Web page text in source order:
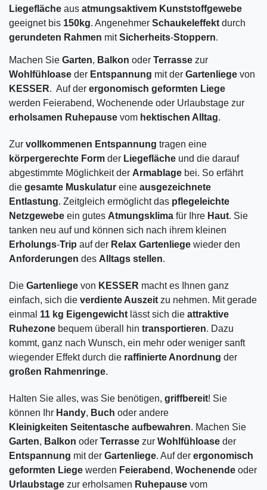
Liegefläche aus atmungsaktivem Kunststoffgewebe
geeignet bis 150kg. Angenehmer Schaukeleffekt durch
gerundeten Rahmen mitSicherheits-Stoppern.
Machen Sie Garten, Balkon oder Terrasse zur
Wohlfühloase der Entspannung mit der Gartenliege von
KESSER. Auf der ergonomisch geformten Liege
werden Feierabend, Wochenende oder Urlaubstage zur
erholsamen Ruhepause vom hektischen Alltag.
Zur vollkommenen Entspannung tragen eine
körpergerechte Form der Liegefläche und die darauf
abgestimmte Möglichkeit der Armablage bei. So erfährt
die gesamte Muskulatur eine ausgezeichnete
Entlastung. Zeitgleich ermöglicht das pflegeleichte
Netzgewebe ein gutes Atmungsklima für Ihre Haut. Sie
tanken neu auf und können sich nach ihrem kleinen
Erholungs-Trip auf der Relax Gartenliege wieder den
Anforderungen des Alltags stellen.
Die Gartenliege von KESSER macht es Ihnen ganz
einfach, sich die verdiente Auszeit zu nehmen. Mit gerade
einmal 11 kg Eigengewicht lässt sich die attraktive
Ruhezone bequem überall hin transportieren. Dazu
kommt, ganz nach Wunsch, ein mehr oder weniger sanft
wiegender Effekt durch die raffinierte Anordnung der
großen Rahmenringe.
Halten Sie alles, was Sie benötigen, griffbereit! Sie
können Ihr Handy, Buch oder andere
Kleinigkeiten Seitentasche aufbewahren. Machen Sie
Garten, Balkon oder Terrasse zur Wohlfühloase der
Entspannung mit der Gartenliege. Auf der ergonomisch
geformten Liege werden Feierabend , Wochenende oder
Urlaubstage zur erholsamen Ruhepause vom